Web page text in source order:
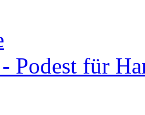
Podest für